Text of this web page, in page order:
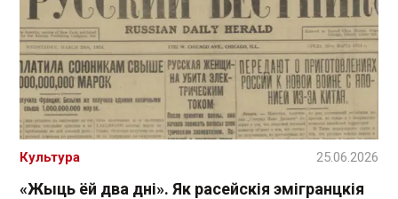
«Жыць ёй два дні». Як расейскія эмігранцкія
Культура 25.06.2026